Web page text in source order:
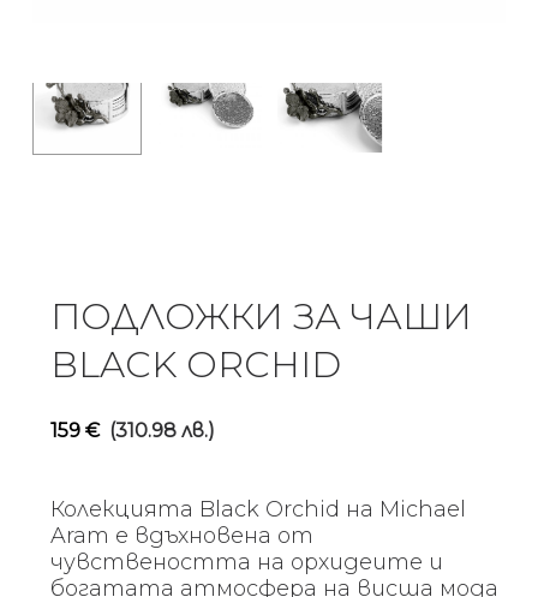
ПОДЛОЖКИ ЗА ЧАШИ
BLACK ORCHID
159 € (310.98 лв.)
Колекцията Black Orchid на Michael
Aram е вдъхновена от
чувствеността на орхидеите и
богатата атмосфера на висша мода